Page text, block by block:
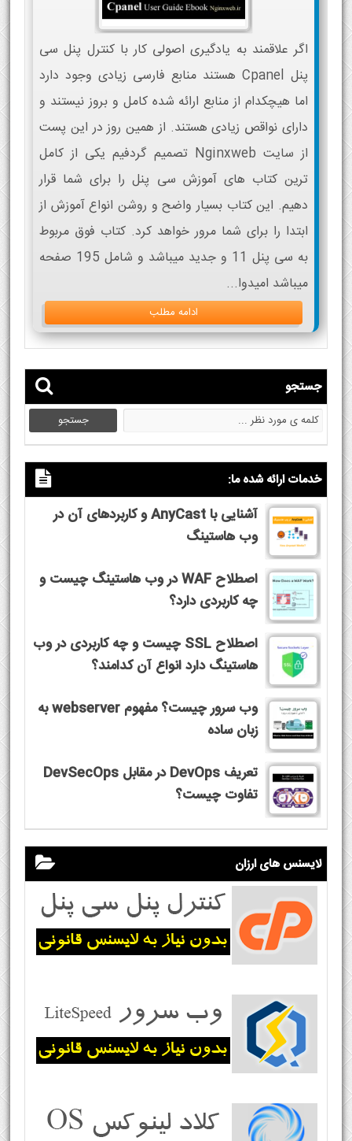
اگر علاقمند به یادگیری اصولی کار با کنترل پنل سی
پنل Cpanel هستند منابع فارسی زیادی وجود دارد
اما هیچکدام از منابع ارائه شده کامل و بروز نیستند و
دارای نواقص زیادی هستند. از همین روز در این پست
از سایت Nginxweb تصمیم گردفیم یکی از کامل
ترین کتاب های آموزش سی پنل را برای شما قرار
دهیم. این کتاب بسیار واضح و روشن انواع آموزش از
ابتدا را برای شما مرور خواهد کرد. کتاب فوق مربوط
به سی پنل 11 و جدید میباشد و شامل 195 صفحه
میباشد امیدوا...
ادامه مطلب
جستجو
خدمات ارائه شده ما:
آشنایی با AnyCast و کاربردهای آن در
وب هاستینگ
اصطلاح WAF در وب هاستینگ چیست و
چه کاربردی دارد؟
اصطلاح SSL چیست و چه کاربردی در وب
هاستینگ دارد انواع آن کدامند؟
وب سرور چیست؟ مفهوم webserver به
زبان ساده
تعریف DevOps در مقابل DevSecOps
تفاوت چیست؟
لایسنس های ارزان